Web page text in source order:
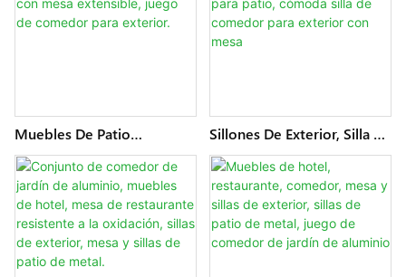
Jardín Moderno Y Sencillo.
Muebles De Patio
Modernos Y Sencillos,
Mesa De Comedor Y Sillas
De Jardín Con Mesa
Extensible, Juego De
Comedor Para Exterior.
Sillones De Exterior, Silla De
Comedor De Jardín Con
Mesa Extensible, Juego De
Comedor Para Patio,
Cómoda Silla De Comedor
Para Exterior Con Mesa